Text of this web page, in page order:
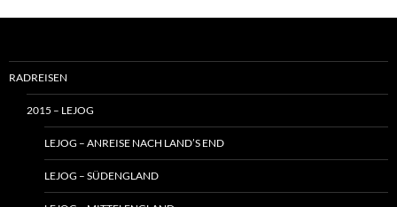
RADREISEN
2015 – LEJOG
LEJOG – ANREISE NACH LAND’S END
LEJOG – SÜDENGLAND